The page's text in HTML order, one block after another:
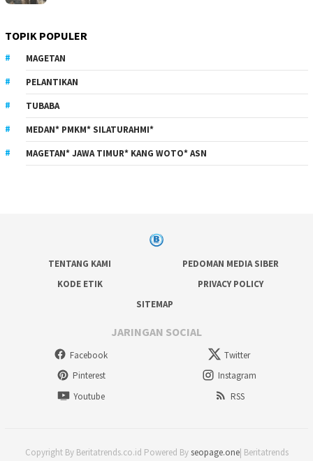
TOPIK POPULER
MAGETAN
PELANTIKAN
TUBABA
MEDAN* PMKM* SILATURAHMI*
MAGETAN* JAWA TIMUR* KANG WOTO* ASN
TENTANG KAMI
PEDOMAN MEDIA SIBER
KODE ETIK
PRIVACY POLICY
SITEMAP
JARINGAN SOCIAL
Facebook
Twitter
Pinterest
Instagram
Youtube
RSS
Copyright By Beritatrends.co.id Powered Byseopage.one| Beritatrends